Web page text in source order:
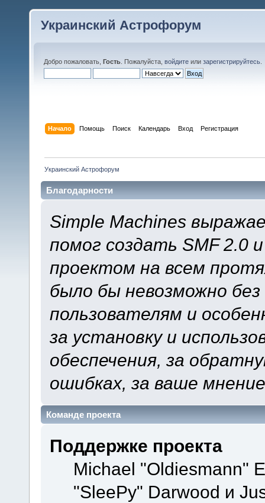
Украинский Астрофорум
Добро пожаловать, Гость . Пожалуйста, войдите или зарегистрируйтесь
Начало Помощь Поиск Календарь Вход Регистрация
Украинский Астрофорум
Благодарности
Simple Machines
помог создать SMF 2.0
проектом на всем
было бы невозможно
пользователям и
за установку и
обеспечения, за
ошибках, за ваше
Команде проекта
Поддержке проекта
Michael "Oldiesmann"
"SleePy" Darwood и